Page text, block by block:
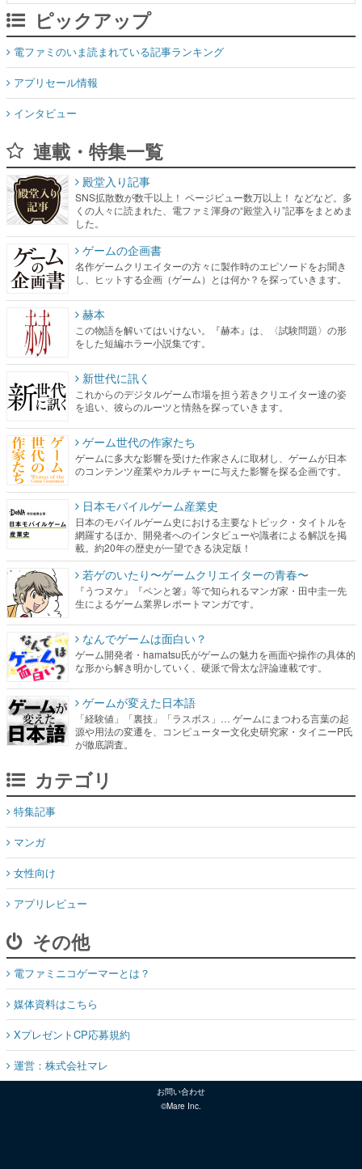
ピックアップ
電ファミのいま読まれている記事ランキング
アプリセール情報
インタビュー
連載・特集一覧
殿堂入り記事
SNS拡散数が数千以上！ ページビュー数万以上！ などなど。多
くの人々に読まれた、電ファミ渾身の“殿堂入り”記事をまとめま
した。
ゲームの企画書
名作ゲームクリエイターの方々に製作時のエピソードをお聞き
し、ヒットする企画（ゲーム）とは何か？を探っていきます。
赫本
この物語を解いてはいけない。『赫本』は、〈試験問題〉の形
をした短編ホラー小説集です。
新世代に訊く
これからのデジタルゲーム市場を担う若きクリエイター達の姿
を追い、彼らのルーツと情熱を探っていきます。
ゲーム世代の作家たち
ゲームに多大な影響を受けた作家さんに取材し、ゲームが日本
のコンテンツ産業やカルチャーに与えた影響を探る企画です。
日本モバイルゲーム産業史
日本のモバイルゲーム史における主要なトピック・タイトルを
網羅するほか、開発者へのインタビューや識者による解説を掲
載。約20年の歴史が一望できる決定版！
若ゲのいたり〜ゲームクリエイターの青春〜
『うつヌケ』『ペンと箸』等で知られるマンガ家・田中圭一先
生によるゲーム業界レポートマンガです。
なんでゲームは面白い？
ゲーム開発者・hamatsu氏がゲームの魅力を画面や操作の具体的
な形から解き明かしていく、硬派で骨太な評論連載です。
ゲームが変えた日本語
「経験値」「裏技」「ラスボス」… ゲームにまつわる言葉の起
源や用法の変遷を、コンピューター文化史研究家・タイニーP氏
が徹底調査。
カテゴリ
特集記事
マンガ
女性向け
アプリレビュー
その他
電ファミニコゲーマーとは？
媒体資料はこちら
XプレゼントCP応募規約
運営：株式会社マレ
お問い合わせ
©Mare Inc.